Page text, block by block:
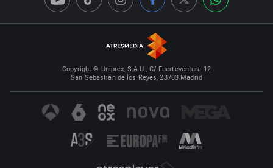
Copyright © Uniprex, S.A.U., C/ Fuerteventura 12
San Sebastián de los Reyes, 28703 Madrid